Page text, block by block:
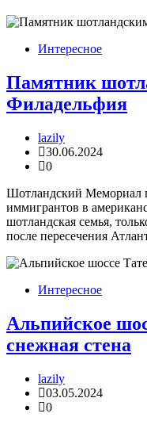
Интересное
Памятник
Филадельфия
lazily
30.06.2024
0
Шотландский Мемориал
иммигрантов в
шотландская семья,
после пересечения
Интересное
Альпийское
снежная стена
lazily
03.05.2024
0